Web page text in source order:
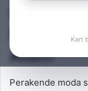
Kart
Giriş:
Alan?
Perakende moda